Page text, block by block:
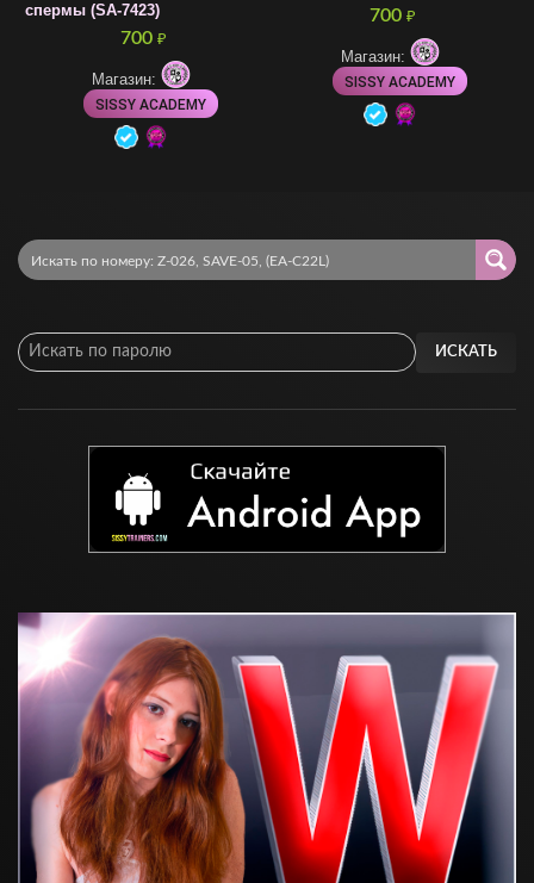
спермы (SA-7423)
700 ₽
Магазин:
SISSY ACADEMY
700 ₽
Магазин:
SISSY ACADEMY
ИСКАТЬ